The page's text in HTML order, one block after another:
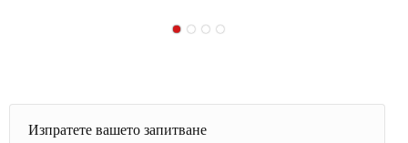
Изпратете вашето запитване